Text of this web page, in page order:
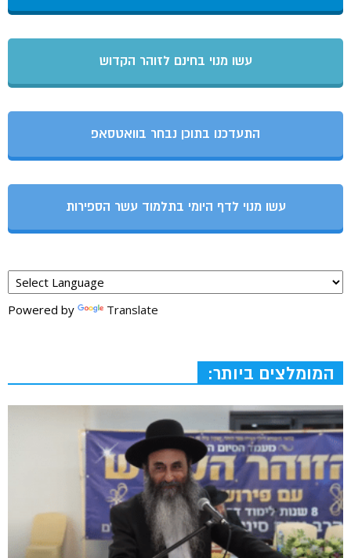
עשו מנוי בחינם לזוהר הקדוש
התעדכנו בתוכן נבחר בוואטסאפ
עשו מנוי לדף היומי בתלמוד עשר הספירות
Powered by Translate
המומלצים ביותר: